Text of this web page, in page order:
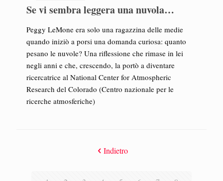
Se vi sembra leggera una nuvola…
Peggy LeMone era solo una ragazzina delle medie
quando iniziò a porsi una domanda curiosa: quanto
pesano le nuvole? Una riflessione che rimase in lei
negli anni e che, crescendo, la portò a diventare
ricercatrice al National Center for Atmospheric
Research del Colorado (Centro nazionale per le
ricerche atmosferiche)
Indietro